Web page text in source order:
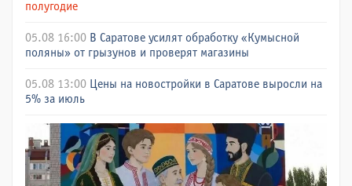
полугодие
05.08 16:00 В Саратове усилят обработку «Кумысной
поляны» от грызунов и проверят магазины
05.08 13:00 Цены на новостройки в Саратове выросли на
5% за июль